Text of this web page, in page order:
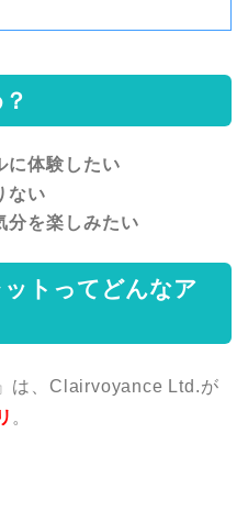
に体験したい
ない
分を楽しみたい
トってどんなア
は、Clairvoyance Ltd.が
。